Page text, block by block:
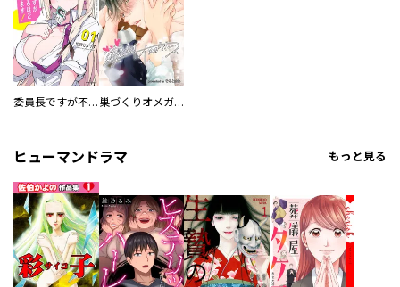
委員長ですが不良になるほど恋してます！ 巣づくりオメガバース
ヒューマンドラマ もっと見る